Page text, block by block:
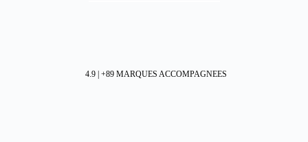
4.9 | +89 MARQUES ACCOMPAGNEES